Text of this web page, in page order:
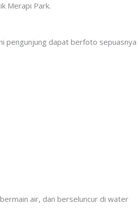
Merapi Park.
pengunjung dapat berfoto sepuasnya
air, dan berseluncur di water